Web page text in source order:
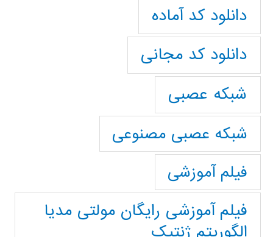
دانلود کد آماده
دانلود کد مجانی
شبکه عصبی
شبکه عصبی مصنوعی
فیلم آموزشی
فیلم آموزشی رایگان مولتی مدیا